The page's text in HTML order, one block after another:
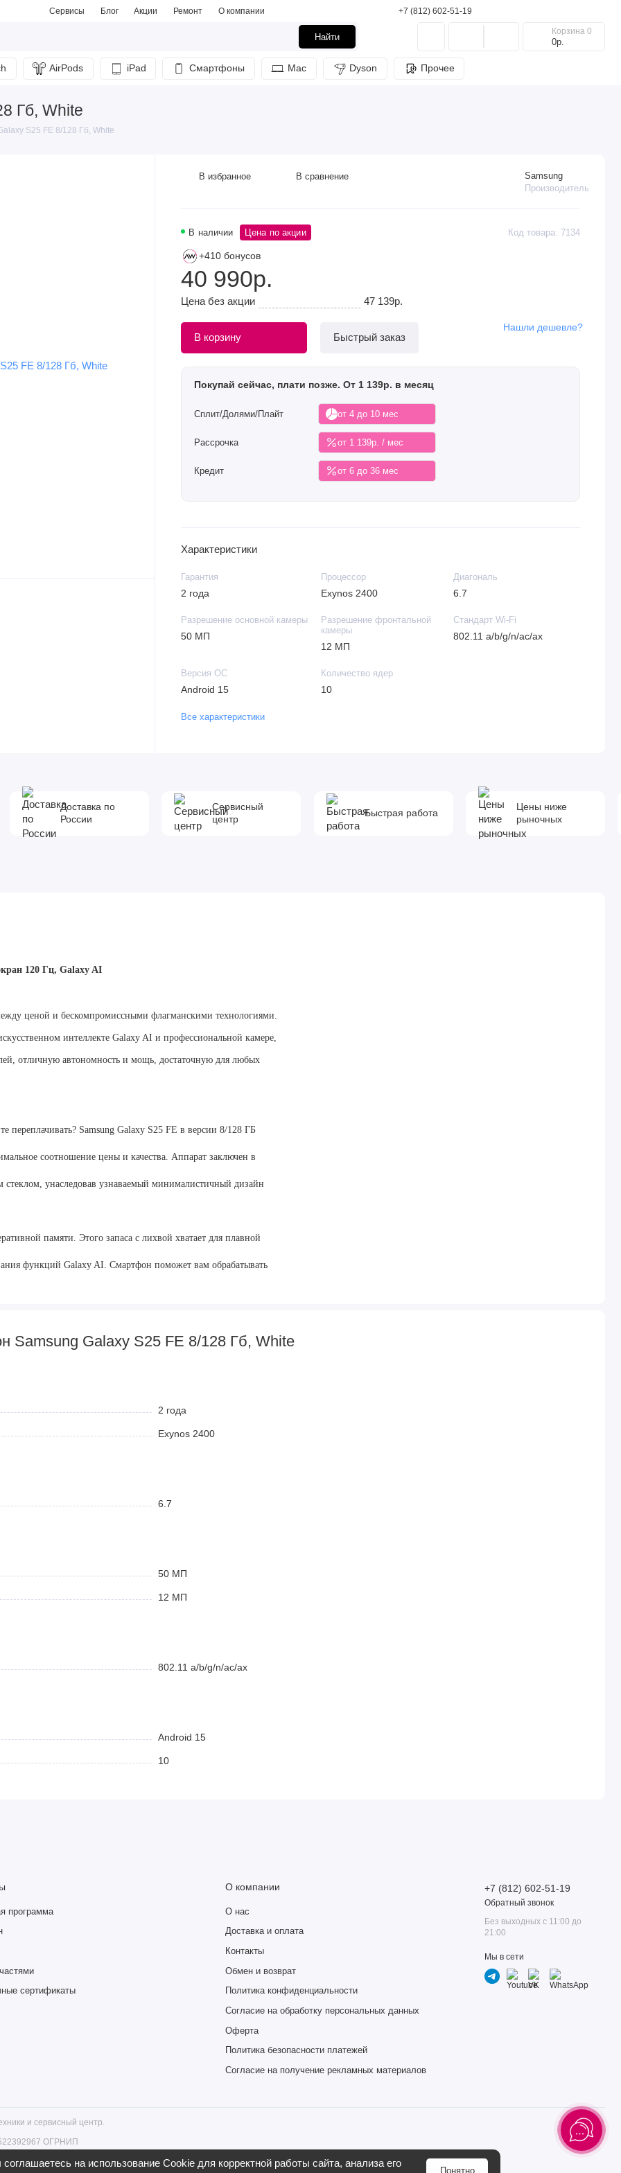
Сервисы Блог Акции Ремонт О компании +7 (812) 602-51-19
Найти
Корзина 0
0р.
AirPods iPad Смартфоны Mac Dyson Прочее
Гб, White
S25 FE 8/128 Гб, White
В наличии Код товара: 7134
Цена по акции
Samsung
Производитель
+410 бонусов
40 990р.
Цена без акции 47 139р.
В корзину Быстрый заказ
Нашли дешевле?
Покупай сейчас, плати позже. От 1 139р. в месяц
Сплит/Долями/Плайт от 4 до 10 мес
Рассрочка от 1 139р. / мес
Кредит от 6 до 36 мес
В избранное В сравнение
Характеристики
Гарантия
2 года
Процессор
Exynos 2400
Диагональ
6.7
Разрешение основной камеры
50 МП
Разрешение фронтальной
камеры
12 МП
Стандарт Wi-Fi
802.11 a/b/g/n/ac/ax
Версия ОС
Android 15
Количество ядер
10
Все характеристики
Доставка по
России
Сервисный
центр
Быстрая работа
Цены ниже
рыночных
120 Гц, Galaxy AI
ценой и бескомпромиссными флагманскими технологиями.
интеллекте Galaxy AI и профессиональной камере,
отличную автономность и мощь, достаточную для любых
переплачивать? Samsung Galaxy S25 FE в версии 8/128 ГБ
соотношение цены и качества. Аппарат заключен в
унаследовав узнаваемый минималистичный дизайн
памяти. Этого запаса с лихвой хватает для плавной
функций Galaxy AI. Смартфон поможет вам обрабатывать
объект, а качество страдает? С Galaxy S25 FE это в
120 Гц дарит невероятное удовольствие от просмотра
на ярком солнце. А емкая батарея на 4500 мА·ч в сочетании
на связи до самого вечера.
случайное падение в бассейн или прогулку под сильным
Samsung Galaxy S25 FE 8/128 Гб, White
2 года
Exynos 2400
6.7
50 МП
12 МП
802.11 a/b/g/n/ac/ax
Android 15
10
на использование Cookie для корректной работы сайта, анализа его
Понятно
программа
сертификаты
О компании
О нас
Доставка и оплата
Контакты
Обмен и возврат
Политика конфиденциальности
Согласие на обработку персональных данных
Оферта
Политика безопасности платежей
Согласие на получение рекламных материалов
+7 (812) 602-51-19
Обратный звонок
Без выходных с 11:00 до
21:00
Мы в сети
и сервисный центр.
ОГРНИП
ул. Гончарная, д. 18 , тел.